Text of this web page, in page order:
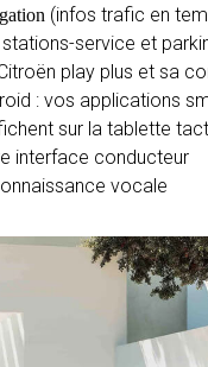
(infos trafic en
service et
play plus et sa
: vos applications
sur la tablette
interface conducteur
vocale